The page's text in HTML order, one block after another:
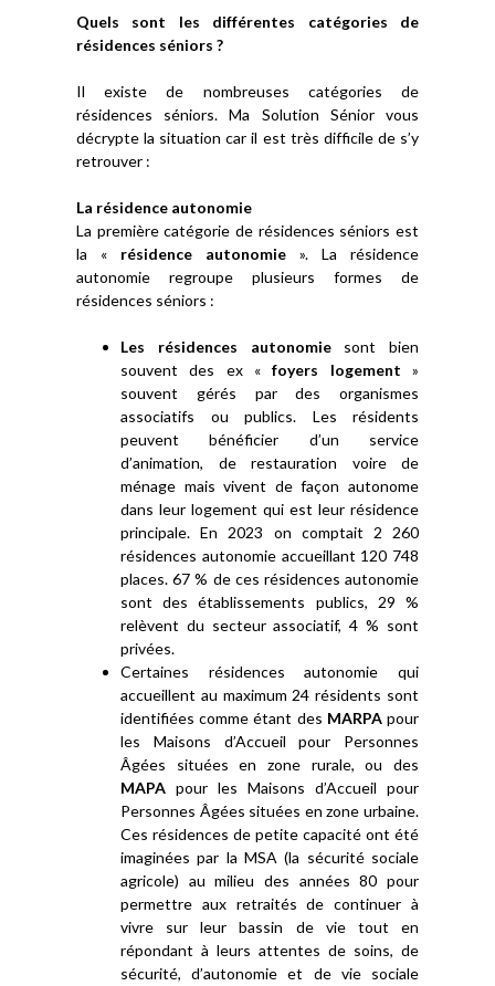
Quels sont les différentes catégories de
résidences séniors ?
Il existe de nombreuses catégories de
résidences séniors. Ma Solution Sénior vous
décrypte la situation car il est très difficile de s’y
retrouver :
La résidence autonomie
La première catégorie de résidences séniors est
la « résidence autonomie ». La résidence
autonomie regroupe plusieurs formes de
résidences séniors :
Les résidences autonomiesont bien
souvent des ex «foyers logement »
souvent gérés par des organismes
associatifs ou publics. Les résidents
peuvent bénéficier d’un service
d’animation, de restauration voire de
ménage mais vivent de façon autonome
dans leur logement qui est leur résidence
principale. En 2023 on comptait 2 260
résidences autonomie accueillant 120 748
places. 67 % de ces résidences autonomie
sont des établissements publics, 29 %
relèvent du secteur associatif, 4 % sont
privées.
Certaines résidences autonomie qui
accueillent au maximum 24 résidents sont
identifiées comme étant des MARPApour
les Maisons d’Accueil pour Personnes
Âgées situées en zone rurale, ou des
MAPA pour les Maisons d’Accueil pour
Personnes Âgées situées en zone urbaine.
Ces résidences de petite capacité ont été
imaginées par la MSA (la sécurité sociale
agricole) au milieu des années 80 pour
permettre aux retraités de continuer à
vivre sur leur bassin de vie tout en
répondant à leurs attentes de soins, de
sécurité, d’autonomie et de vie sociale